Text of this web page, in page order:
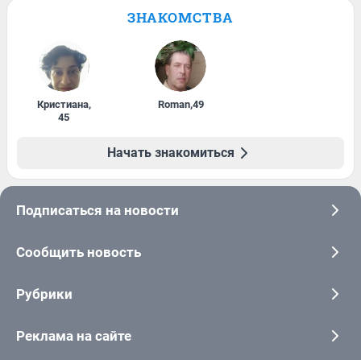
ЗНАКОМСТВА
Кристиана,
45
Roman,49
Начать знакомиться
Подписаться на новости
Сообщить новость
Рубрики
Реклама на сайте